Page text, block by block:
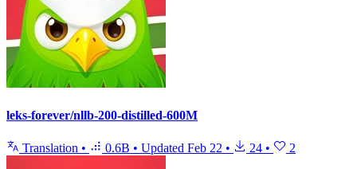
leks-forever/nllb-200-distilled-600M
Translation • 0.6B • Updated Feb 22 • 24 • 2